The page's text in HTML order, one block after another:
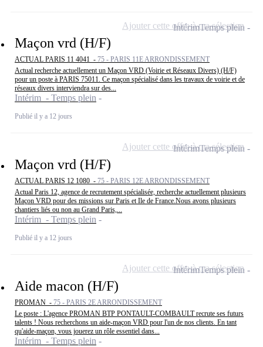
Maçon vrd (H/F)
ACTUAL PARIS 11 4041 - 75 - PARIS 11E ARRONDISSEMENT
Actual recherche actuellement un Maçon VRD (Voirie et Réseaux Divers) (H/F)
pour un poste à PARIS 75011. Ce maçon spécialisé dans les travaux de voirie et de
réseaux divers interviendra sur des...
Intérim - Temps plein
Publié il y a 12 jours
IntérimTemps plein
Ajouter cette offre à ma sélection
Maçon vrd (H/F)
ACTUAL PARIS 12 1080 - 75 - PARIS 12E ARRONDISSEMENT
Actual Paris 12, agence de recrutement spécialisée, recherche actuellement plusieurs
Maçon VRD pour des missions sur Paris et Ile de France.Nous avons plusieurs
chantiers liés ou non au Grand Paris,...
Intérim - Temps plein
Publié il y a 12 jours
IntérimTemps plein
Ajouter cette offre à ma sélection
Aide macon (H/F)
PROMAN - 75 - PARIS 2E ARRONDISSEMENT
Le poste : L'agence PROMAN BTP PONTAULT-COMBAULT recrute ses futurs
talents ! Nous recherchons un aide-maçon VRD pour l'un de nos clients. En tant
qu'aide-maçon, vous jouerez un rôle essentiel dans...
Intérim - Temps plein
IntérimTemps plein
Ajouter cette offre à ma sélection